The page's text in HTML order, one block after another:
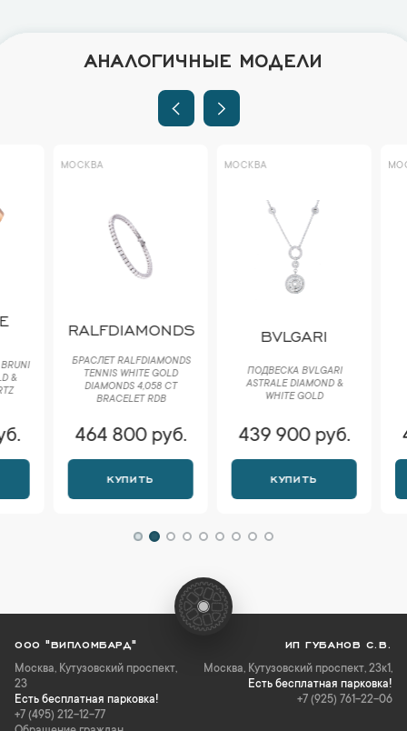
АНАЛОГИЧНЫЕ МОДЕЛИ
МОСКВА
RALFDIAMONDS
БРАСЛЕТ RALFDIAMONDS
TENNIS WHITE GOLD
DIAMONDS 4,058 CT
BRACELET RDB
464 800 руб.
КУПИТЬ
МОСКВА
BVLGARI
ПОДВЕСКА BVLGARI
ASTRALE DIAMOND &
WHITE GOLD
439 900 руб.
КУПИТЬ
МОСКВА
456
ООО "ВИПЛОМБАРД"
Москва, Кутузовский проспект,
23
Есть бесплатная парковка!
+7 (495) 212-12-77
ИП ГУБАНОВ С.В.
Москва, Кутузовский проспект, 23к1,
Есть бесплатная парковка!
+7 (925) 761-22-06